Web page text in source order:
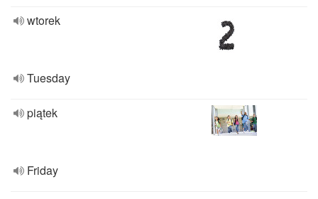
wtorek
Tuesday
piątek
Friday